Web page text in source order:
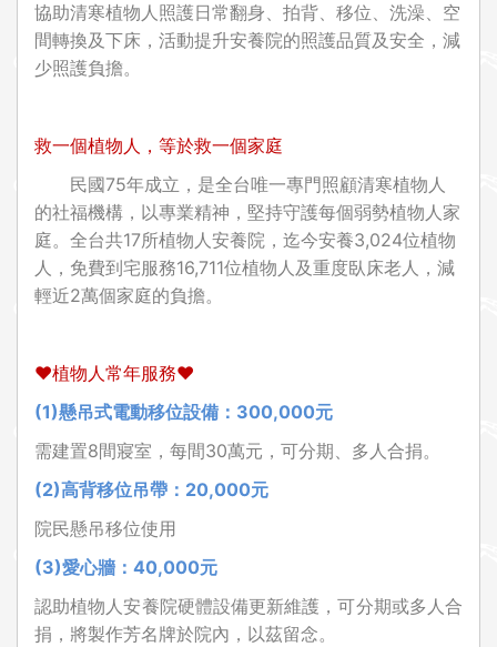
協助清寒植物人照護日常翻身、拍背、移位、洗澡、空
間轉換及下床，活動提升安養院的照護品質及安全，減
少照護負擔。
救一個植物人，等於救一個家庭
民國75年成立，是全台唯一專門照顧清寒植物人
的社福機構，以專業精神，堅持守護每個弱勢植物人家
庭。全台共17所植物人安養院，迄今安養3,024位植物
人，免費到宅服務16,711位植物人及重度臥床老人，減
輕近2萬個家庭的負擔。
❤植物人常年服務❤
(1)懸吊式電動移位設備：300,000元
需建置8間寢室，每間30萬元，可分期、多人合捐。
(2)高背移位吊帶：20,000元
院民懸吊移位使用
(3)愛心牆：40,000元
認助植物人安養院硬體設備更新維護，可分期或多人合
捐，將製作芳名牌於院內，以茲留念。